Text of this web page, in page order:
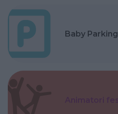
Baby Parking